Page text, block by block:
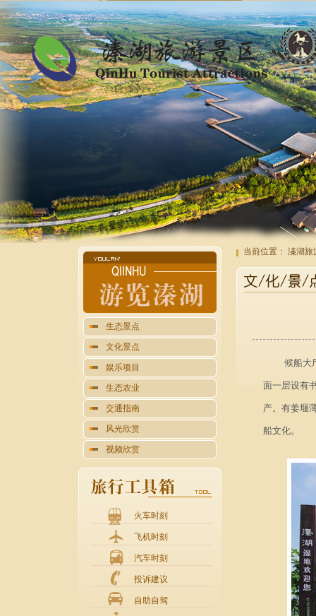
生态景点
文化景点
娱乐项目
生态农业
交通指南
风光欣赏
视频欣赏
火车时刻
飞机时刻
汽车时刻
投诉建议
自助自驾
当前位置： 溱湖旅
候船大
面一层设有
产。有姜堰
船文化。